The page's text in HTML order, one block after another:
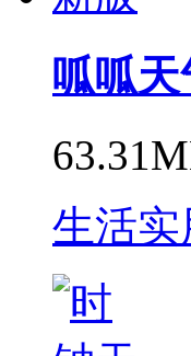
呱呱
生活实